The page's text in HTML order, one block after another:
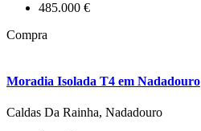
485.000 €
Compra
Moradia Isolada T4 em Nadadouro
Caldas Da Rainha, Nadadouro